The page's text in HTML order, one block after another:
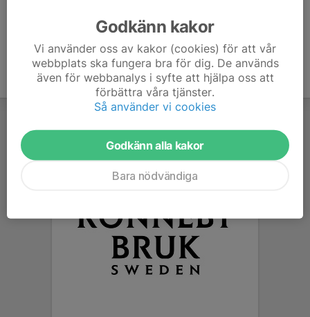
Godkänn kakor
Vi använder oss av kakor (cookies) för att vår
webbplats ska fungera bra för dig. De används
även för webbanalys i syfte att hjälpa oss att
förbättra våra tjänster.
Så använder vi cookies
Godkänn alla kakor
Bara nödvändiga